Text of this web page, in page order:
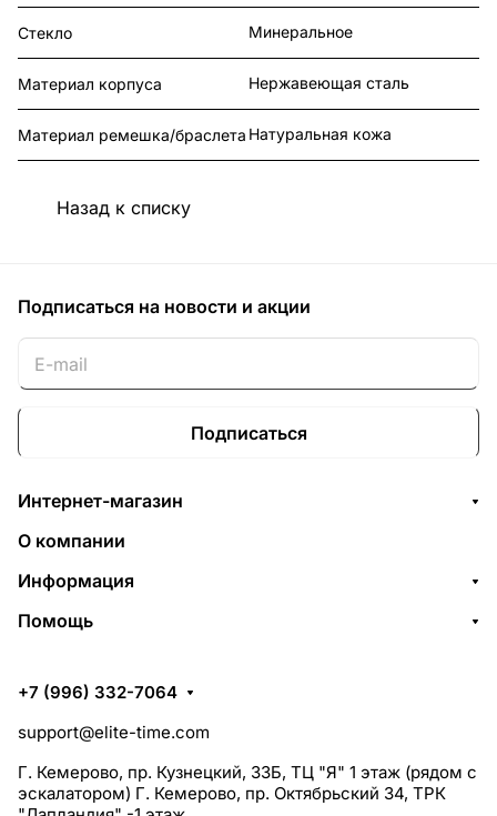
Стекло Минеральное
Материал корпуса Нержавеющая сталь
Материал ремешка/браслета Натуральная кожа
Назад к списку
Подписаться на новости и акции
Подписаться
Интернет-магазин
О компании
Информация
Помощь
+7 (996) 332-7064
support@elite-time.com
Г. Кемерово, пр. Кузнецкий, 33Б, ТЦ "Я" 1 этаж (рядом с
эскалатором) Г. Кемерово, пр. Октябрьский 34, ТРК